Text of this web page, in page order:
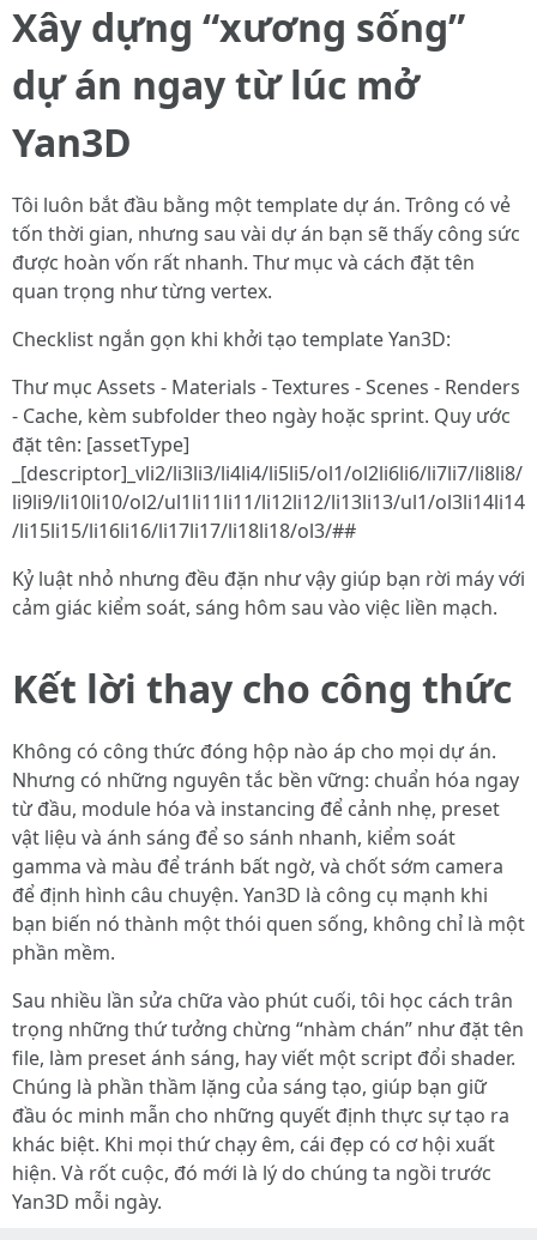
Xây dựng “xương sống”
dự án ngay từ lúc mở
Yan3D
Tôi luôn bắt đầu bằng một template dự án. Trông có vẻ
tốn thời gian, nhưng sau vài dự án bạn sẽ thấy công sức
được hoàn vốn rất nhanh. Thư mục và cách đặt tên
quan trọng như từng vertex.
Checklist ngắn gọn khi khởi tạo template Yan3D:
Thư mục Assets - Materials - Textures - Scenes - Renders
- Cache, kèm subfolder theo ngày hoặc sprint. Quy ước
đặt tên: [assetType]
_[descriptor]_vli2/li3li3/li4li4/li5li5/ol1/ol2li6li6/li7li7/li8li8/
li9li9/li10li10/ol2/ul1li11li11/li12li12/li13li13/ul1/ol3li14li14
/li15li15/li16li16/li17li17/li18li18/ol3/##
Kỷ luật nhỏ nhưng đều đặn như vậy giúp bạn rời máy với
cảm giác kiểm soát, sáng hôm sau vào việc liền mạch.
Kết lời thay cho công thức
Không có công thức đóng hộp nào áp cho mọi dự án.
Nhưng có những nguyên tắc bền vững: chuẩn hóa ngay
từ đầu, module hóa và instancing để cảnh nhẹ, preset
vật liệu và ánh sáng để so sánh nhanh, kiểm soát
gamma và màu để tránh bất ngờ, và chốt sớm camera
để định hình câu chuyện. Yan3D là công cụ mạnh khi
bạn biến nó thành một thói quen sống, không chỉ là một
phần mềm.
Sau nhiều lần sửa chữa vào phút cuối, tôi học cách trân
trọng những thứ tưởng chừng “nhàm chán” như đặt tên
file, làm preset ánh sáng, hay viết một script đổi shader.
Chúng là phần thầm lặng của sáng tạo, giúp bạn giữ
đầu óc minh mẫn cho những quyết định thực sự tạo ra
khác biệt. Khi mọi thứ chạy êm, cái đẹp có cơ hội xuất
hiện. Và rốt cuộc, đó mới là lý do chúng ta ngồi trước
Yan3D mỗi ngày.